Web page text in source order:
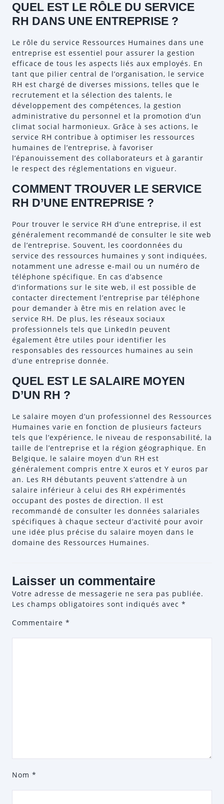
QUEL EST LE RÔLE DU SERVICE
RH DANS UNE ENTREPRISE ?
Le rôle du service Ressources Humaines dans une
entreprise est essentiel pour assurer la gestion
efficace de tous les aspects liés aux employés. En
tant que pilier central de l’organisation, le service
RH est chargé de diverses missions, telles que le
recrutement et la sélection des talents, le
développement des compétences, la gestion
administrative du personnel et la promotion d’un
climat social harmonieux. Grâce à ses actions, le
service RH contribue à optimiser les ressources
humaines de l’entreprise, à favoriser
l’épanouissement des collaborateurs et à garantir
le respect des réglementations en vigueur.
COMMENT TROUVER LE SERVICE
RH D’UNE ENTREPRISE ?
Pour trouver le service RH d’une entreprise, il est
généralement recommandé de consulter le site web
de l’entreprise. Souvent, les coordonnées du
service des ressources humaines y sont indiquées,
notamment une adresse e-mail ou un numéro de
téléphone spécifique. En cas d’absence
d’informations sur le site web, il est possible de
contacter directement l’entreprise par téléphone
pour demander à être mis en relation avec le
service RH. De plus, les réseaux sociaux
professionnels tels que LinkedIn peuvent
également être utiles pour identifier les
responsables des ressources humaines au sein
d’une entreprise donnée.
QUEL EST LE SALAIRE MOYEN
D’UN RH ?
Le salaire moyen d’un professionnel des Ressources
Humaines varie en fonction de plusieurs facteurs
tels que l’expérience, le niveau de responsabilité, la
taille de l’entreprise et la région géographique. En
Belgique, le salaire moyen d’un RH est
généralement compris entre X euros et Y euros par
an. Les RH débutants peuvent s’attendre à un
salaire inférieur à celui des RH expérimentés
occupant des postes de direction. Il est
recommandé de consulter les données salariales
spécifiques à chaque secteur d’activité pour avoir
une idée plus précise du salaire moyen dans le
domaine des Ressources Humaines.
Laisser un commentaire
Votre adresse de messagerie ne sera pas publiée.
Les champs obligatoires sont indiqués avec *
Commentaire *
Nom *